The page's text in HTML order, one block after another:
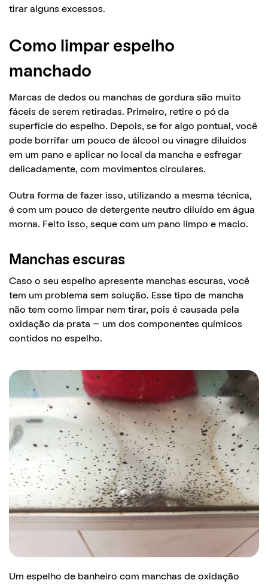
tirar alguns excessos.
Como limpar espelho
manchado
Marcas de dedos ou manchas de gordura são muito
fáceis de serem retiradas. Primeiro, retire o pó da
superfície do espelho. Depois, se for algo pontual, você
pode borrifar um pouco de álcool ou vinagre diluídos
em um pano e aplicar no local da mancha e esfregar
delicadamente, com movimentos circulares.
Outra forma de fazer isso, utilizando a mesma técnica,
é com um pouco de detergente neutro diluído em água
morna. Feito isso, seque com um pano limpo e macio.
Manchas escuras
Caso o seu espelho apresente manchas escuras, você
tem um problema sem solução. Esse tipo de mancha
não tem como limpar nem tirar, pois é causada pela
oxidação da prata – um dos componentes químicos
contidos no espelho.
Um espelho de banheiro com manchas de oxidação